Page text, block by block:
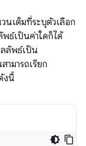
เต็มที่ระบุตัวเลือก
ธ์เป็นค่าใดก็ได้
ลัพธ์เป็น
ามารถเรียก
งนี้